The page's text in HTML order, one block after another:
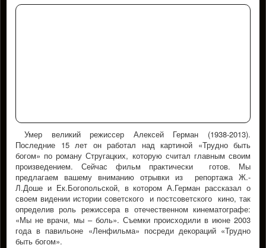
Умер великий режиссер Алексей Герман (1938-2013).
Последние 15 лет он работал над картиной «Трудно быть
богом» по роману Стругацких, которую считал главным своим
произведением. Сейчас фильм практически готов. Мы
предлагаем вашему вниманию отрывки из репортажа Ж.-
Л.Доше и Ек.Богопольской, в котором А.Герман рассказал о
своем видении истории советского и постсоветского кино, так
определив роль режиссера в отечественном кинематографе:
«Мы не врачи, мы – боль». Съемки происходили в июне 2003
года в павильоне «Ленфильма» посреди декораций «Трудно
быть богом».